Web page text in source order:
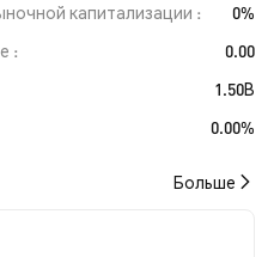
капитализации
0%
0.00
1.50B
0.00%
Больше